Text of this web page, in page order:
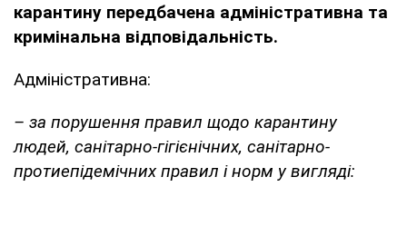
карантину передбачена адміністративна та
кримінальна відповідальність.
Адміністративна:
– за порушення правил щодо карантину
людей, санітарно-гігієнічних, санітарно-
протиепідемічних правил і норм у вигляді: